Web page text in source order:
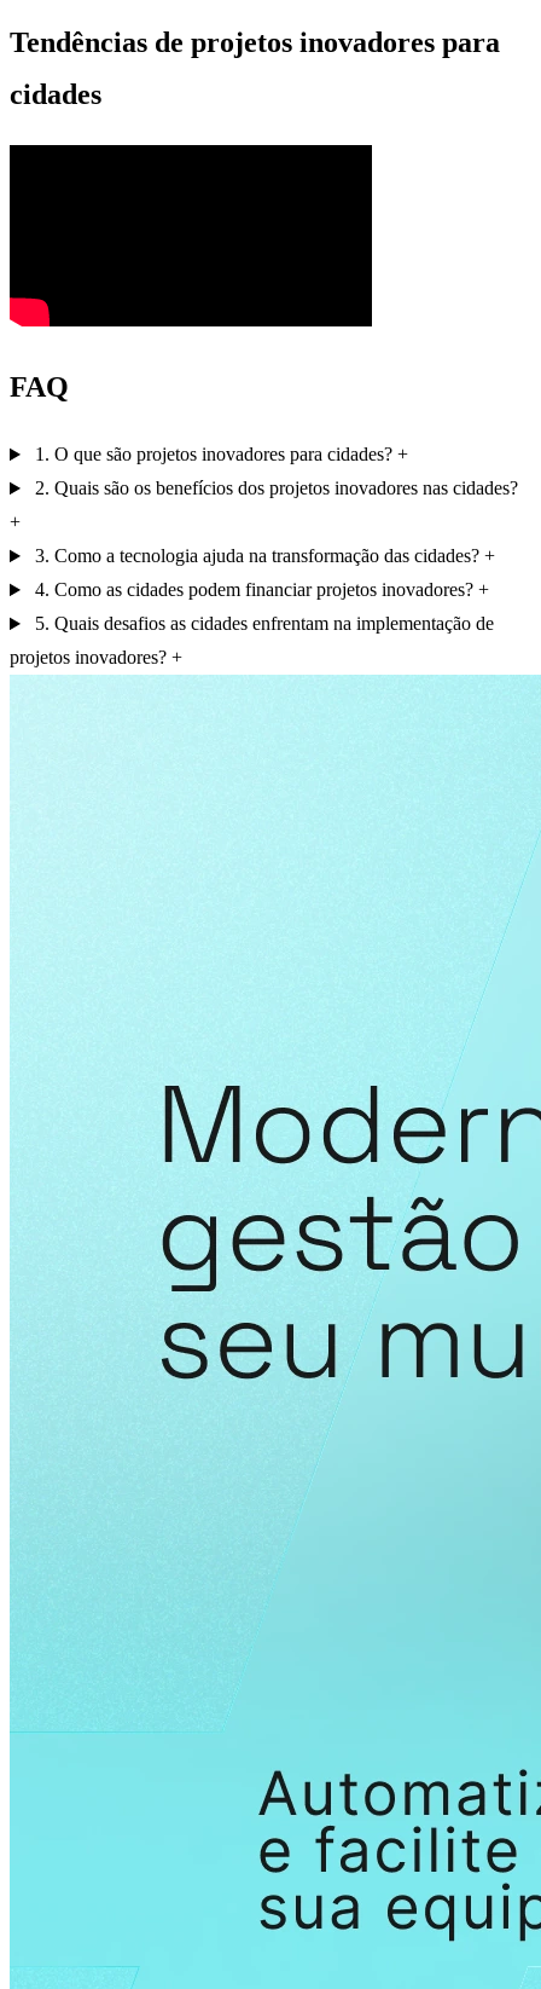
Tendências de projetos inovadores para
cidades
FAQ
1. O que são projetos inovadores para cidades?
2. Quais são os benefícios dos projetos inovadores nas cidades?
3. Como a tecnologia ajuda na transformação das cidades?
4. Como as cidades podem financiar projetos inovadores?
5. Quais desafios as cidades enfrentam na implementação de
projetos inovadores?